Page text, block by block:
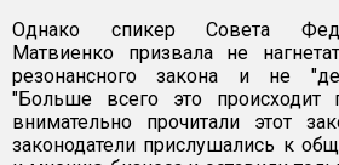
Однако спикер Совета
Матвиенко призвала не
резонансного закона и не
"Больше всего это происходит
внимательно прочитали этот
законодатели прислушались к